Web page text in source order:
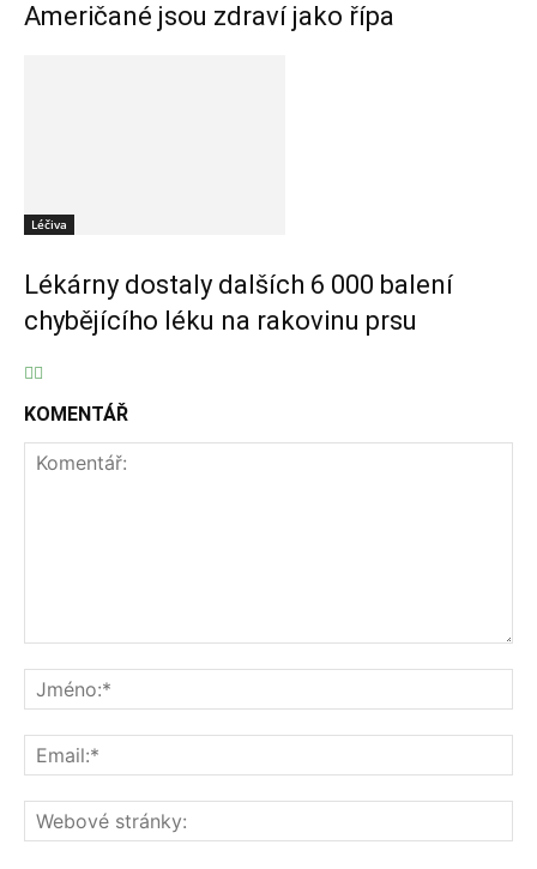
Američané jsou zdraví jako řípa
Léčiva
Lékárny dostaly dalších 6 000 balení
chybějícího léku na rakovinu prsu
KOMENTÁŘ